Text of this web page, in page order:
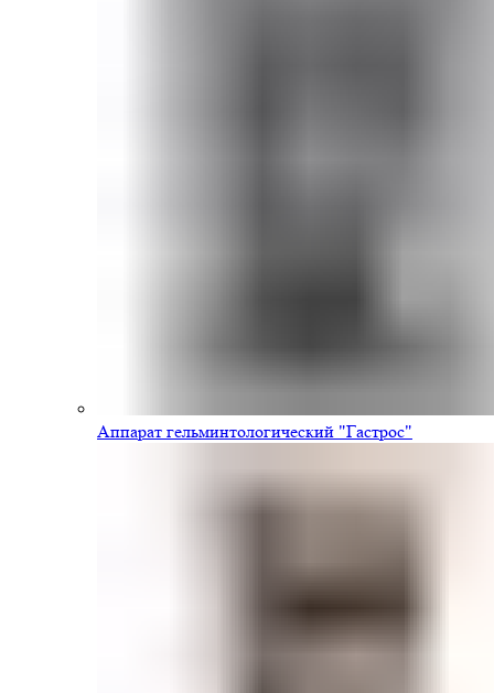
Аппарат гельминтологический "Гастрос"